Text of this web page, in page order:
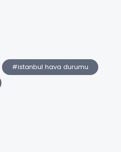
#istanbul hava durumu